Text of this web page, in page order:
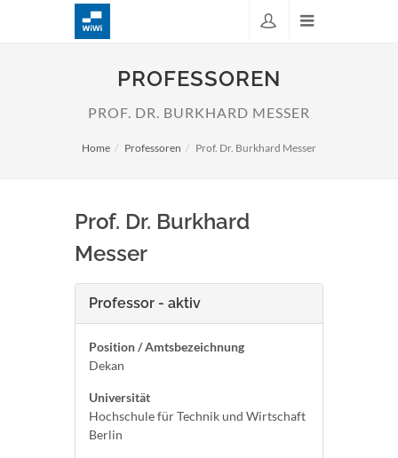
PROFESSOREN
PROF. DR. BURKHARD MESSER
Home Professoren Prof. Dr. Burkhard Messer
Prof. Dr. Burkhard
Messer
Professor - aktiv
Position / Amtsbezeichnung
Dekan
Universität
Hochschule für Technik und Wirtschaft
Berlin